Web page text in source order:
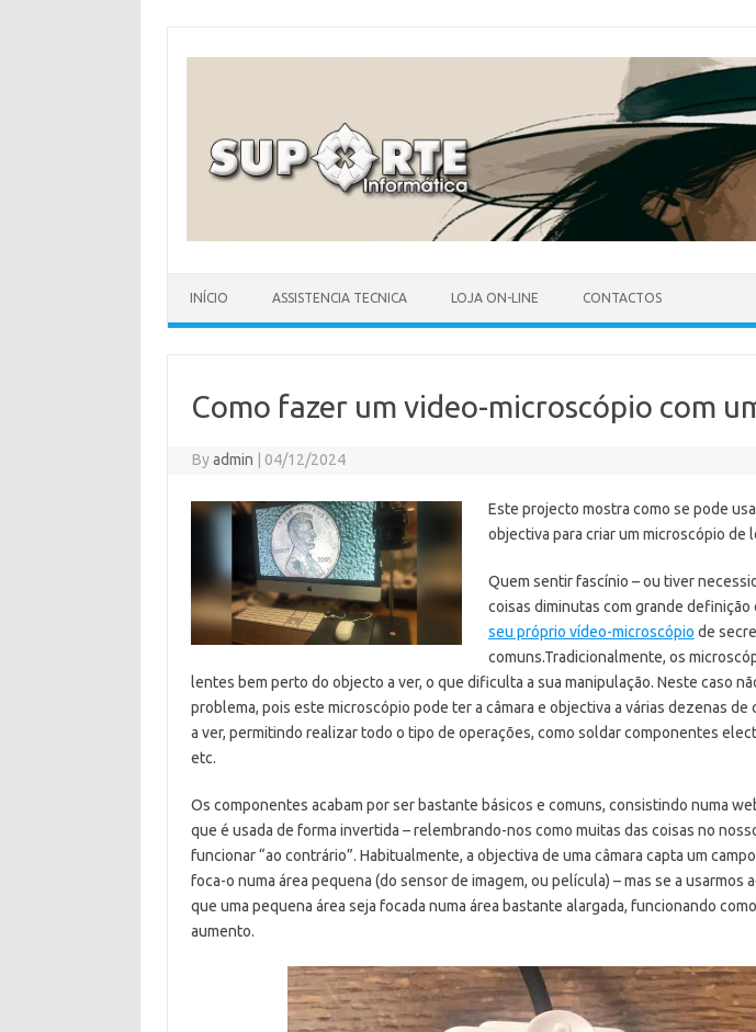
INÍCIO ASSISTENCIA TECNICA LOJA ON-LINE CONTACTOS
Como fazer um video-microscópio com
Byadmin 04/12/2024
Este projecto mostra como se pode
objectiva para criar um microscópio de
Quem sentir fascínio – ou tiver
coisas diminutas com grande definição
seu próprio vídeo-microscópio de
comuns.Tradicionalmente, os
lentes bem perto do objecto a ver, o que dificulta a sua manipulação. Neste caso
problema, pois este microscópio pode ter a câmara e objectiva a várias dezenas
a ver, permitindo realizar todo o tipo de operações, como soldar componentes
etc.
Os componentes acabam por ser bastante básicos e comuns, consistindo numa
que é usada de forma invertida – relembrando-nos como muitas das coisas no
funcionar “ao contrário”. Habitualmente, a objectiva de uma câmara capta um
foca-o numa área pequena (do sensor de imagem, ou película) – mas se a usarmos
que uma pequena área seja focada numa área bastante alargada, funcionando
aumento.